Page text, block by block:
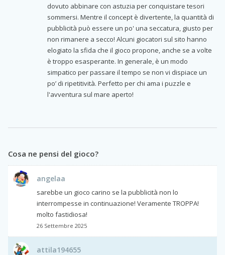
dovuto abbinare con astuzia per conquistare tesori
sommersi. Mentre il concept è divertente, la quantità di
pubblicità può essere un po' una seccatura, giusto per
non rimanere a secco! Alcuni giocatori sul sito hanno
elogiato la sfida che il gioco propone, anche se a volte
è troppo esasperante. In generale, è un modo
simpatico per passare il tempo se non vi dispiace un
po’ di ripetitività. Perfetto per chi ama i puzzle e
l'avventura sul mare aperto!
Cosa ne pensi del gioco?
angelaa
sarebbe un gioco carino se la pubblicità non lo
interrompesse in continuazione! Veramente TROPPA!
molto fastidiosa!
26 Settembre 2025
attila194655